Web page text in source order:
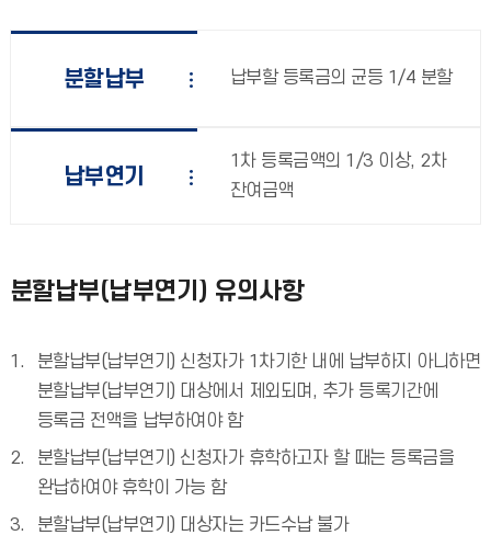
분할납부 납부할 등록금의 균등 1/4 분할
납부연기
1차 등록금액의 1/3 이상, 2차
잔여금액
분할납부(납부연기) 유의사항
분할납부(납부연기) 신청자가 1차기한 내에 납부하지 아니하면
분할납부(납부연기) 대상에서 제외되며, 추가 등록기간에
등록금 전액을 납부하여야 함
분할납부(납부연기) 신청자가 휴학하고자 할 때는 등록금을
완납하여야 휴학이 가능 함
분할납부(납부연기) 대상자는 카드수납 불가